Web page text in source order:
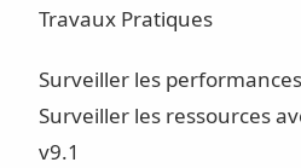
Travaux Pratiques
Surveiller les performances
Surveiller les ressources
v9.1